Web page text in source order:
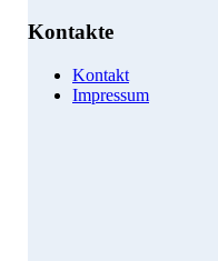
Kontakte
Kontakt
Impressum